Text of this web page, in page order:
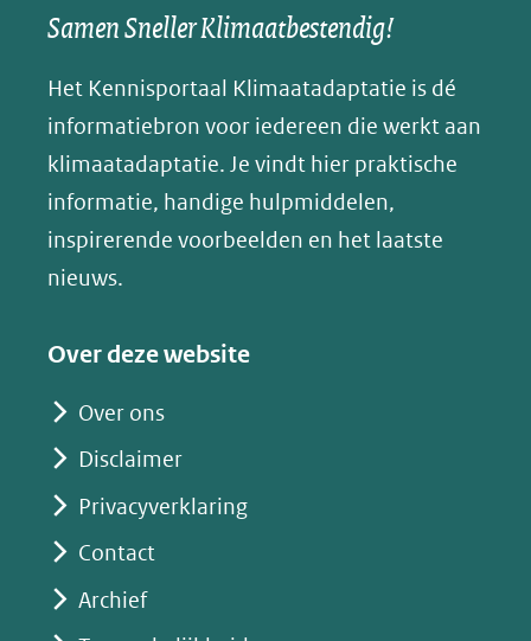
een
website)
een
website)
een
website)
s
y
(opent
in
nieuw
venster)
venster)
naar
een
andere
website)
Samen Sneller Klimaatbestendig!
Het Kennisportaal Klimaatadaptatie is dé
informatiebron voor iedereen die werkt aan
klimaatadaptatie. Je vindt hier praktische
informatie, handige hulpmiddelen,
inspirerende voorbeelden en het laatste
nieuws.
Over deze website
Over ons
Disclaimer
Privacyverklaring
Contact
Archief